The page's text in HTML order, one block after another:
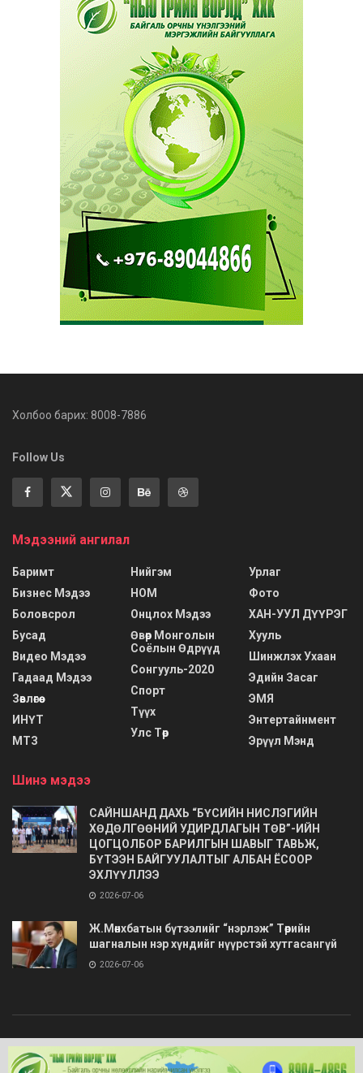
Холбоо барих: 8008-7886
Follow Us
Мэдээний ангилал
Баримт
Бизнес Мэдээ
Боловсрол
Бусад
Видео Мэдээ
Гадаад Мэдээ
Зөвлөгөө
ИНҮТ
МТЗ
Нийгэм
НОМ
Онцлох Мэдээ
Өвөр Монголын
Соёлын Өдрүүд
Сонгууль-2020
Спорт
Түүх
Улс Төр
Урлаг
Фото
ХАН-УУЛ ДҮҮРЭГ
Хууль
Шинжлэх Ухаан
Эдийн Засаг
ЭМЯ
Энтертайнмент
Эрүүл Мэнд
Шинэ мэдээ
САЙНШАНД ДАХЬ “БҮСИЙН НИСЛЭГИЙН
ХӨДӨЛГӨӨНИЙ УДИРДЛАГЫН ТӨВ”-ИЙН
ЦОГЦОЛБОР БАРИЛГЫН ШАВЫГ ТАВЬЖ,
БҮТЭЭН БАЙГУУЛАЛТЫГ АЛБАН ЁСООР
ЭХЛҮҮЛЛЭЭ
2026-07-06
Ж.Мөнхбатын бүтээлийг “нэрлэж” Төрийн
шагналын нэр хүндийг нүүрстэй хутгасангүй
2026-07-06
© 2020 Barimt.com- Зохиогчийн эрх хуулиар хамгаалагдсан. Загварыг
ONLINE MEDIA LLC.